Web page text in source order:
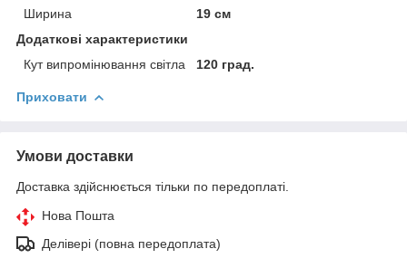
Ширина
19 см
Додаткові характеристики
Кут випромінювання світла
120 град.
Приховати
Умови доставки
Доставка здійснюється тільки по передоплаті.
Нова Пошта
Делівері (повна передоплата)